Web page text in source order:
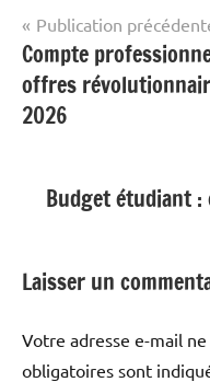
Navigation
de
l’article
Publication
Compte
offres
2026
Budget étudiant
Laisser un
Votre adresse e-mail ne
obligatoires sont